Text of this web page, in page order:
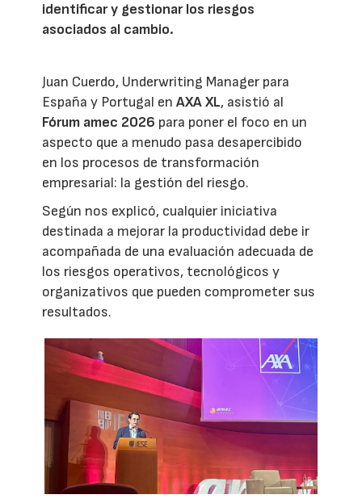
identificar y gestionar los riesgos
asociados al cambio.
Juan Cuerdo, Underwriting Manager para
España y Portugal enAXA XL, asistió al
Fórum amec 2026 para poner el foco en un
aspecto que a menudo pasa desapercibido
en los procesos de transformación
empresarial: la gestión del riesgo.
Según nos explicó, cualquier iniciativa
destinada a mejorar la productividad debe ir
acompañada de una evaluación adecuada de
los riesgos operativos, tecnológicos y
organizativos que pueden comprometer sus
resultados.